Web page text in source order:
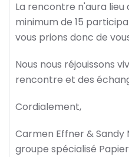
La rencontre n'aura
minimum de 15
vous prions donc de
Nous nous réjouissons
rencontre et des
Cordialement,
Carmen Effner &
groupe spécialisé